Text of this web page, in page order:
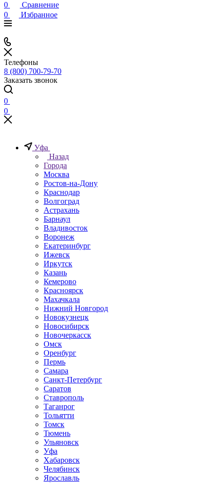
0
Сравнение
0
Избранное
Телефоны
8 (800) 700-79-70
Заказать звонок
0
0
Уфа
Назад
Города
Москва
Ростов-на-Дону
Краснодар
Волгоград
Астрахань
Барнаул
Владивосток
Воронеж
Екатеринбург
Ижевск
Иркутск
Казань
Кемерово
Красноярск
Махачкала
Нижний Новгород
Новокузнецк
Новосибирск
Новочеркаcск
Омск
Оренбург
Пермь
Самара
Санкт-Петербург
Саратов
Ставрополь
Таганрог
Тольятти
Томск
Тюмень
Ульяновск
Уфа
Хабаровск
Челябинск
Ярославль